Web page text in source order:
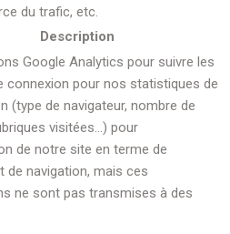
du trafic, etc.
Description
Google Analytics pour suivre les
connexion pour nos statistiques de
(type de navigateur, nombre de
visitées…) pour
de notre site en terme de
de navigation, mais ces
ne sont pas transmises à des